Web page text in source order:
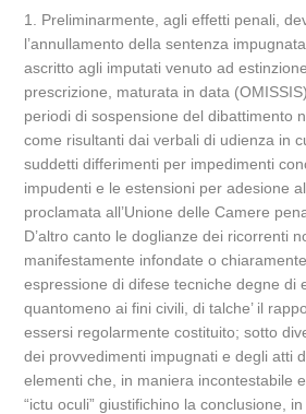
1. Preliminarmente, agli effetti penali,
l’annullamento della sentenza
ascritto agli imputati venuto ad
prescrizione, maturata in data
periodi di sospensione del dibattimento
come risultanti dai verbali di udienza in
suddetti differimenti per impedimenti
impudenti e le estensioni per adesione
proclamata all’Unione delle Camere
D’altro canto le doglianze dei ricorrenti
manifestamente infondate o
espressione di difese tecniche degne di
quantomeno ai fini civili, di talche’ il
essersi regolarmente costituito; sotto
dei provvedimenti impugnati e degli atti
elementi che, in maniera incontestabile
“ictu oculi” giustifichino la conclusione,